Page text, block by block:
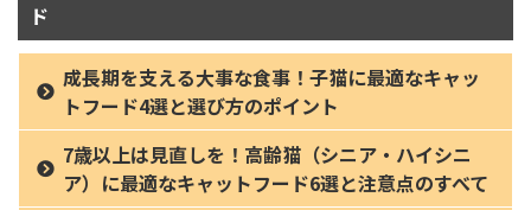
ド
成長期を支える大事な食事！子猫に最適なキャッ
トフード4選と選び方のポイント
7歳以上は見直しを！高齢猫（シニア・ハイシニ
ア）に最適なキャットフード6選と注意点のすべて